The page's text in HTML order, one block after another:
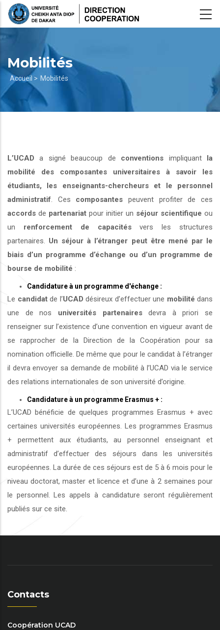
Aller
Mobilités
Fil
d'Ariane
Accueil > Mobilités
L’UCAD a signé beaucoup de conventions impliquant la
mobilité des composantes universitaires à savoir les
étudiants, les enseignants-chercheurs et le personnel
administratif . Ces composantes peuvent profiter de ces
accords de partenariat pour initier un séjour scientifique ou
un renforcement de capacitésvers les structures
partenaires. Un séjour à l’étranger peut être mené par le
biais d’un programme d’échange ou d’un programme de
bourse de mobilité :
Candidature à un programme d'échange :
Le candidatde l’UCAD désireux d’effectuer une mobilité dans
une de nos universités partenairesdevra à priori se
renseigner sur l’existence d’une convention en vigueur avant de
se rapprocher de la Direction de la Coopération pour sa
nomination officielle. De même que pour le candidat à l’étranger
il devra envoyer sa demande de mobilité à l’UCAD via le service
des relations internationales de son université d’origine.
Candidature à un programme Erasmus + :
L’UCAD bénéficie de quelques programmes Erasmus + avec
certaines universités européennes. Les programmes Erasmus
+ permettent aux étudiants, au personnel enseignant et
administratif d’effectuer des séjours dans les universités
européennes. La durée de ces séjours est de 5 à 6 mois pour le
niveau doctorat, master et licence et d’une à 2 semaines pour
le personnel. Les appels à candidature seront régulièrement
publiés sur ce site.
Contacts
Coopération UCAD